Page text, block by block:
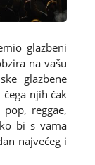
glazbeni
na vašu
glazbene
njih čak
reggae,
bi s vama
najvećeg i